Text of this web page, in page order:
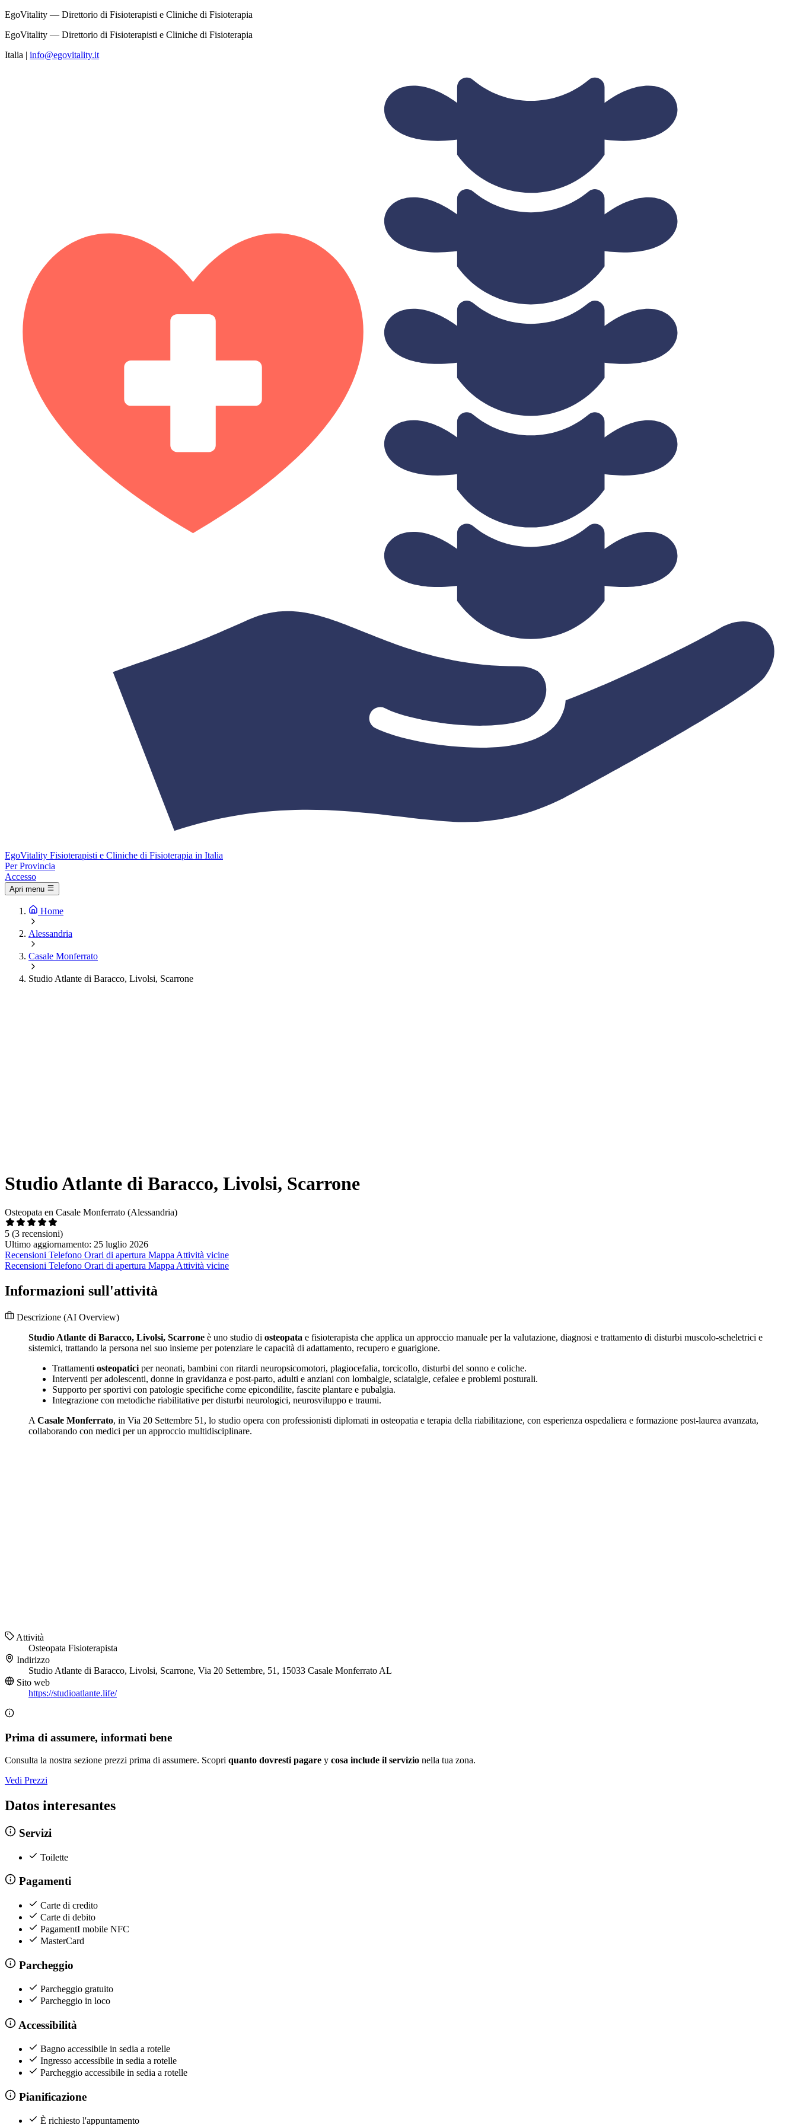
EgoVitality — Direttorio di Fisioterapisti e Cliniche di Fisioterapia
EgoVitality — Direttorio di Fisioterapisti e Cliniche di Fisioterapia
Italia | info@egovitality.it
EgoVitality Fisioterapisti e Cliniche di Fisioterapia in Italia
Per Provincia
Accesso
Apri menu
Home
Alessandria
Casale Monferrato
Studio Atlante di Baracco, Livolsi, Scarrone
Studio Atlante di Baracco, Livolsi, Scarrone
Osteopata en Casale Monferrato (Alessandria)
5 (3 recensioni)
Ultimo aggiornamento: 25 luglio 2026
Recensioni Telefono Orari di apertura Mappa Attività vicine
Recensioni Telefono Orari di apertura Mappa Attività vicine
Informazioni sull'attività
Descrizione (AI Overview)
Studio Atlante di Baracco, Livolsi, Scarrone è uno studio di osteopata e fisioterapista che applica un approccio manuale per la valutazione, diagnosi e trattamento di disturbi muscolo-scheletrici e
sistemici, trattando la persona nel suo insieme per potenziare le capacità di adattamento, recupero e guarigione.
Trattamenti osteopatici per neonati, bambini con ritardi neuropsicomotori, plagiocefalia, torcicollo, disturbi del sonno e coliche.
Interventi per adolescenti, donne in gravidanza e post-parto, adulti e anziani con lombalgie, sciatalgie, cefalee e problemi posturali.
Supporto per sportivi con patologie specifiche come epicondilite, fascite plantare e pubalgia.
Integrazione con metodiche riabilitative per disturbi neurologici, neurosviluppo e traumi.
A Casale Monferrato, in Via 20 Settembre 51, lo studio opera con professionisti diplomati in osteopatia e terapia della riabilitazione, con esperienza ospedaliera e formazione post-laurea avanzata,
collaborando con medici per un approccio multidisciplinare.
Attività
Osteopata Fisioterapista
Indirizzo
Studio Atlante di Baracco, Livolsi, Scarrone, Via 20 Settembre, 51, 15033 Casale Monferrato AL
Sito web
https://studioatlante.life/
Prima di assumere, informati bene
Consulta la nostra sezione prezzi prima di assumere. Scopri quanto dovresti pagare y cosa include il servizio nella tua zona.
Vedi Prezzi
Datos interesantes
Servizi
Toilette
Pagamenti
Carte di credito
Carte di debito
PagamentI mobile NFC
MasterCard
Parcheggio
Parcheggio gratuito
Parcheggio in loco
Accessibilità
Bagno accessibile in sedia a rotelle
Ingresso accessibile in sedia a rotelle
Parcheggio accessibile in sedia a rotelle
Pianificazione
È richiesto l'appuntamento